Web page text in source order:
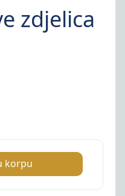
zdjelica
korpu